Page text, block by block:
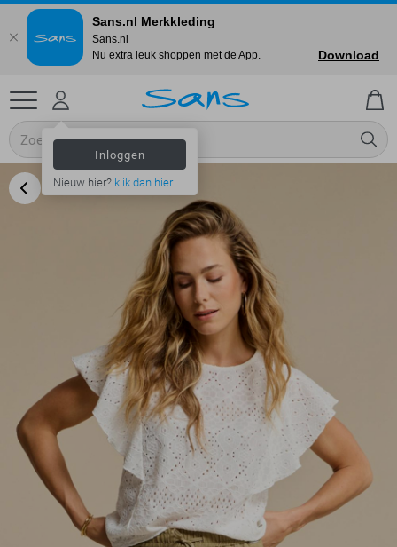
Inloggen
Nieuw hier? klik dan hier
Sans.nl Merkkleding
Sans.nl
Nu extra leuk shoppen met de App.
Download